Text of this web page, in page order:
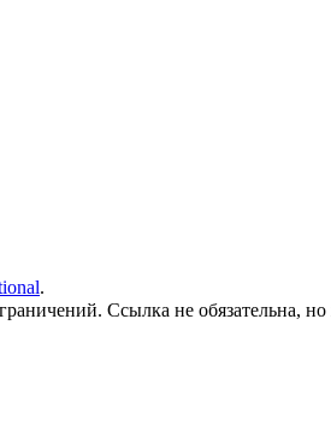
.
Ссылка не обязательна, но